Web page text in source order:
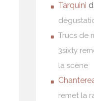
Tarquini
Trucs de
3sixty
la scène
remet la